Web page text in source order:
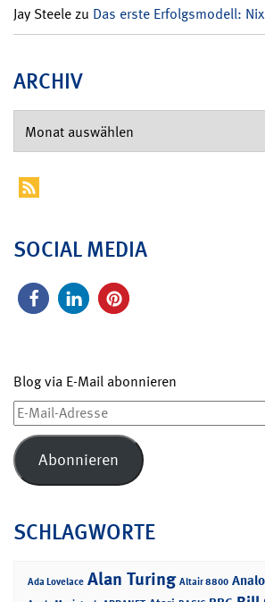
Jay Steelezu Das erste Erfolgsmodell:
ARCHIV
SOCIAL MEDIA
Blog via E-Mail abonnieren
E-
Mail-
Adresse
Abonnieren
SCHLAGWORTE
Ada Lovelace Alan Turing Altair 8800